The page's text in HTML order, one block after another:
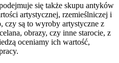
się także skupu antyków
artystycznej, rzemieślniczej i
czy są to wyroby artystyczne z
obrazy, czy inne starocie, z
oceniamy ich wartość,